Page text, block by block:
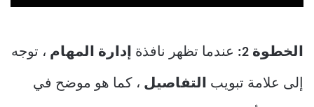
الخطوة 2: عندما تظهر نافذة إدارة المهام ، توجه
إلى علامة تبويب التفاصيل ، كما هو موضح في